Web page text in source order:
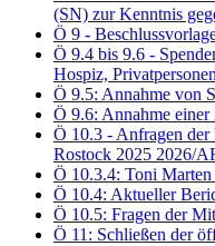
(SN) zur Kenntnis
Ö 9 -
Ö 9.4 bis 9.6 -
Hospiz,
Ö 9.5: Annahme von
Ö 9.6: Annahme
Ö 10.3 - Anfragen
Rostock 2025 2026/
Ö 10.3.4: Toni
Ö 10.4: Aktueller
Ö 10.5: Fragen der
Ö 11: Schließen der